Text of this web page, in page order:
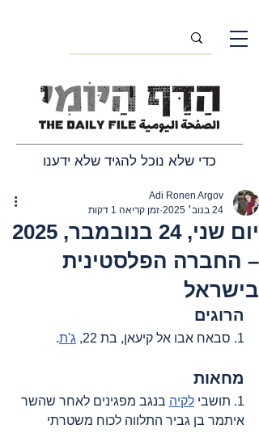
כדי שלא נוכל להגיד שלא ידענו
יום שני, 24 בנובמבר, 2025
– החברה הפלסטינית
בישראל
Adi Ronen Argov
24 בנוב׳ 2025
זמן קריאה 1 דקות
הרוגים
1. סבאח אבו אל קיעאן, בת 22, ג'ת.
מחאות
1. תושבי לקיה בנגב מפגינים לאחר שהשר
איתמר בן גביר התלווה לכוח משטרתי